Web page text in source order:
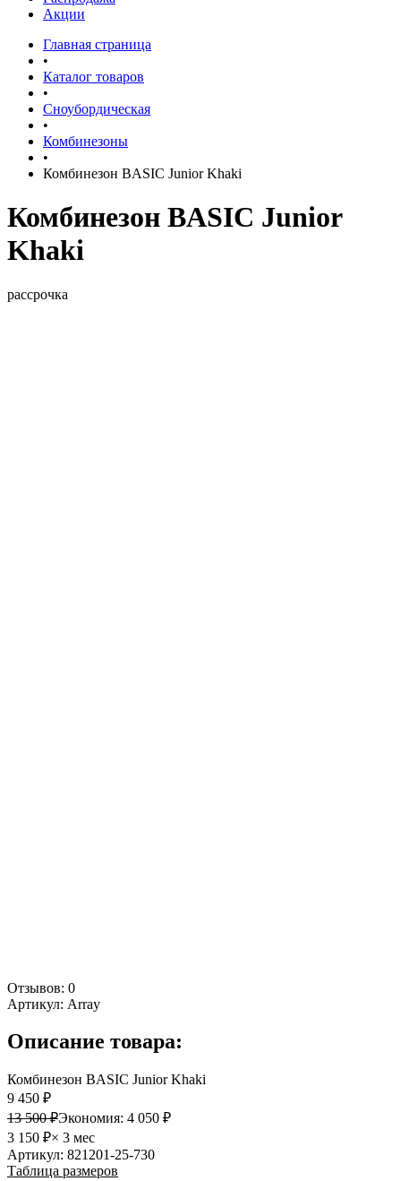
Акции
Главная страница
•
Каталог товаров
•
Сноубордическая
•
Комбинезоны
•
Комбинезон BASIC Junior Khaki
Комбинезон BASIC Junior
Khaki
рассрочка
Отзывов: 0
Артикул: Array
Описание товара:
Комбинезон BASIC Junior Khaki
9 450 ₽
13 500 ₽Экономия: 4 050 ₽
3 150 ₽× 3 мес
Артикул: 821201-25-730
Таблица размеров